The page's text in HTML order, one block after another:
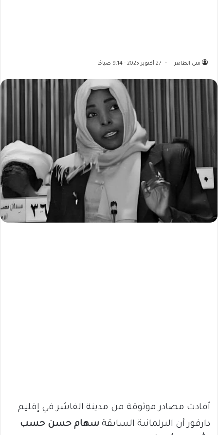
منى الطاهر 27 أكتوبر 2025 - 9:14 صباحًا
أفادت مصادر موثوقة من مدينة الفاشر في إقليم
دارفور أن البرلمانية السابقة سهام حسن حسب